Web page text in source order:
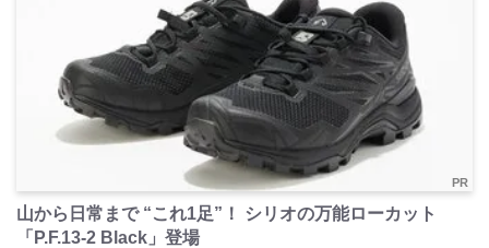
PR
山から日常まで “これ1足”！ シリオの万能ローカット
「P.F.13-2 Black」登場